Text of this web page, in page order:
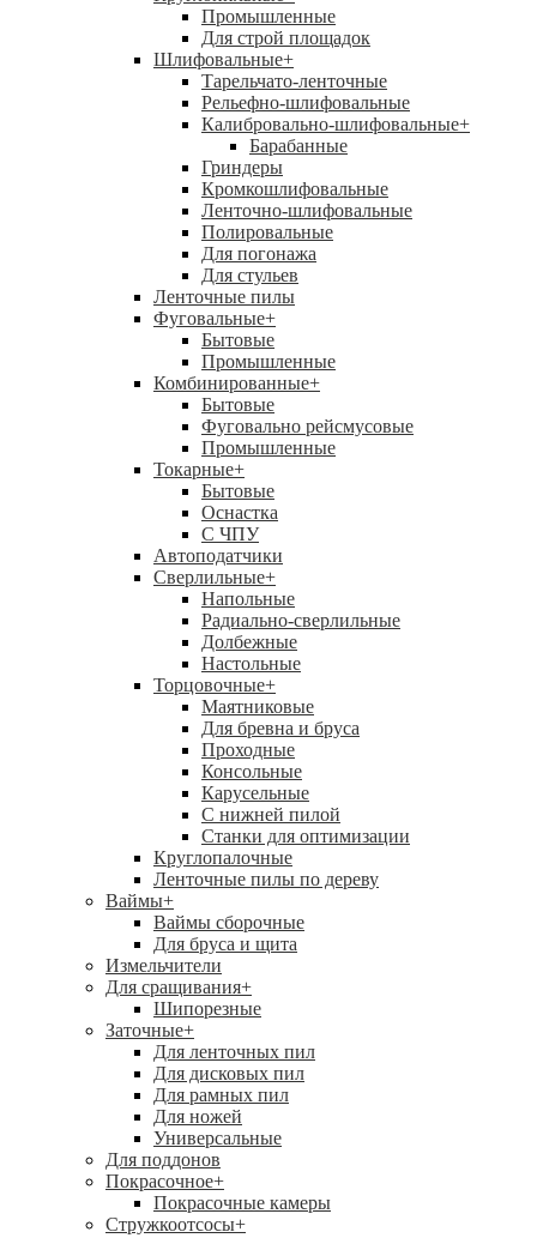
Промышленные
Для строй площадок
Шлифовальные+
Тарельчато-ленточные
Рельефно-шлифовальные
Калибровально-шлифовальные+
Барабанные
Гриндеры
Кромкошлифовальные
Ленточно-шлифовальные
Полировальные
Для погонажа
Для стульев
Ленточные пилы
Фуговальные+
Бытовые
Промышленные
Комбинированные+
Бытовые
Фуговально рейсмусовые
Промышленные
Токарные+
Бытовые
Оснастка
С ЧПУ
Автоподатчики
Сверлильные+
Напольные
Радиально-сверлильные
Долбежные
Настольные
Торцовочные+
Маятниковые
Для бревна и бруса
Проходные
Консольные
Карусельные
С нижней пилой
Станки для оптимизации
Круглопалочные
Ленточные пилы по дереву
Ваймы+
Ваймы сборочные
Для бруса и щита
Измельчители
Для сращивания+
Шипорезные
Заточные+
Для ленточных пил
Для дисковых пил
Для рамных пил
Для ножей
Универсальные
Для поддонов
Покрасочное+
Покрасочные камеры
Стружкоотсосы+